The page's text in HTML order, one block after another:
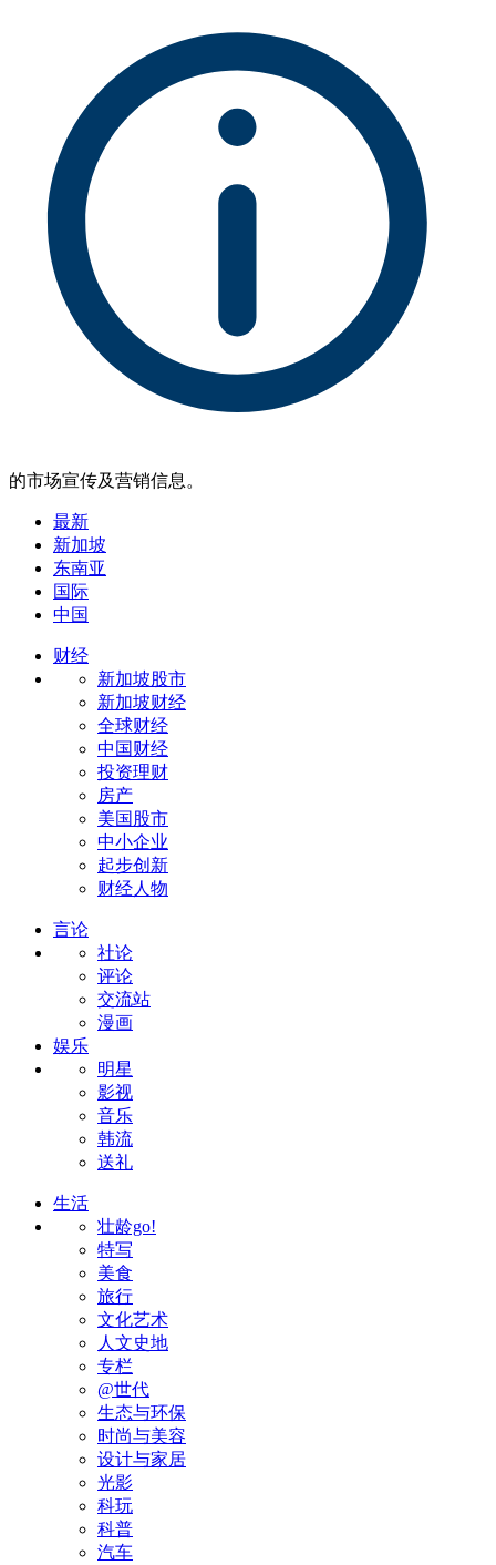
的市场宣传及营销信息。
最新
新加坡
东南亚
国际
中国
财经
新加坡股市
新加坡财经
全球财经
中国财经
投资理财
房产
美国股市
中小企业
起步创新
财经人物
言论
社论
评论
交流站
漫画
娱乐
明星
影视
音乐
韩流
送礼
生活
壮龄go!
特写
美食
旅行
文化艺术
人文史地
专栏
@世代
生态与环保
时尚与美容
设计与家居
光影
科玩
科普
汽车